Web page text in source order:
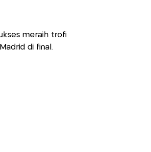
meraih trofi
di final.